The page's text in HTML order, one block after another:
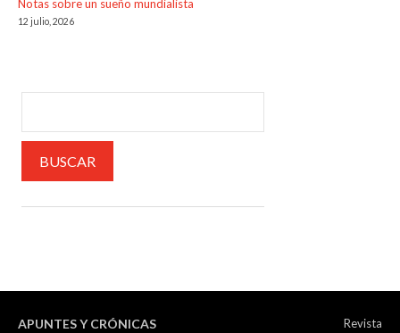
Notas sobre un sueño mundialista
12 julio, 2026
APUNTES Y CRÓNICAS Revista